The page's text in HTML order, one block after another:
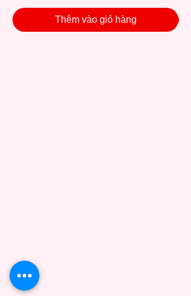
Thêm vào giỏ hàng